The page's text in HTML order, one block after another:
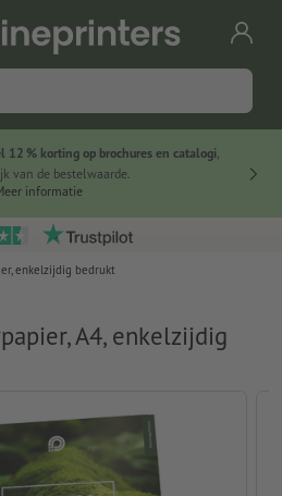
12 % korting op brochures en catalogi,
van de bestelwaarde.
informatie
enkelzijdig bedrukt
A4, enkelzijdig